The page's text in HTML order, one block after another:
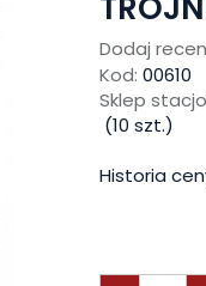
Dodaj
Kod: 00610
Sklep
(10 szt.)
Historia